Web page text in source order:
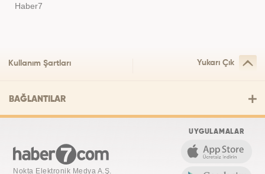
Haber7
Kullanım Şartları Yukarı Çık
BAĞLANTILAR
Nokta Elektronik Medya A.Ş.
UYGULAMALAR